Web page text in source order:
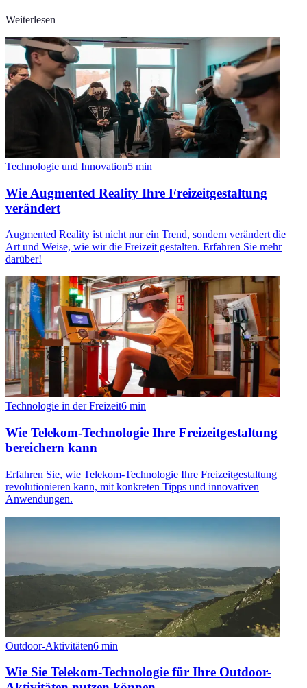
Weiterlesen
Technologie und Innovation5 min
Wie Augmented Reality Ihre Freizeitgestaltung
verändert
Augmented Reality ist nicht nur ein Trend, sondern verändert die
Art und Weise, wie wir die Freizeit gestalten. Erfahren Sie mehr
darüber!
Technologie in der Freizeit6 min
Wie Telekom-Technologie Ihre Freizeitgestaltung
bereichern kann
Erfahren Sie, wie Telekom-Technologie Ihre Freizeitgestaltung
revolutionieren kann, mit konkreten Tipps und innovativen
Anwendungen.
Outdoor-Aktivitäten6 min
Wie Sie Telekom-Technologie für Ihre Outdoor-